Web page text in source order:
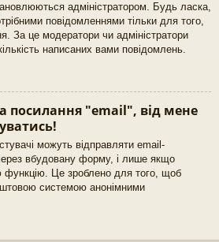
адміністратором. Будь ласка,
повідомленнями тільки для того,
За це модератори чи адміністратори
написаних вами повідомлень.
посилання "email", від мене
можуть відправляти email-
вбудовану форму, і лише якщо
функцію. Це зроблено для того, щоб
системою анонімними